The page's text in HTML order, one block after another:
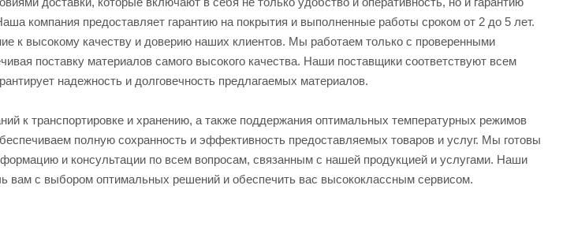
компания предоставляет гарантию на покрытия и выполненные работы сроком от 2 до 5 лет.
к высокому качеству и доверию наших клиентов. Мы работаем только с проверенными
поставку материалов самого высокого качества. Наши поставщики соответствуют всем
надежность и долговечность предлагаемых материалов.
к транспортировке и хранению, а также поддержания оптимальных температурных режимов
полную сохранность и эффективность предоставляемых товаров и услуг. Мы готовы
и консультации по всем вопросам, связанным с нашей продукцией и услугами. Наши
вам с выбором оптимальных решений и обеспечить вас высококлассным сервисом.